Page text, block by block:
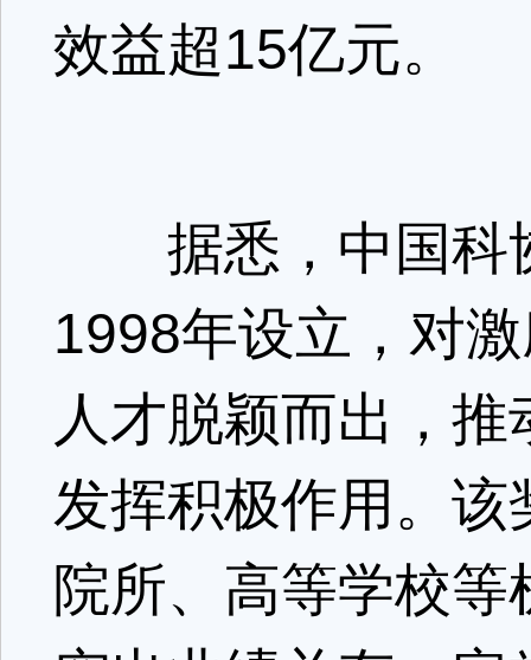
效益超15亿元。
据悉，中国科
1998年设立，对
人才脱颖而出，
发挥积极作用。
院所、高等学校